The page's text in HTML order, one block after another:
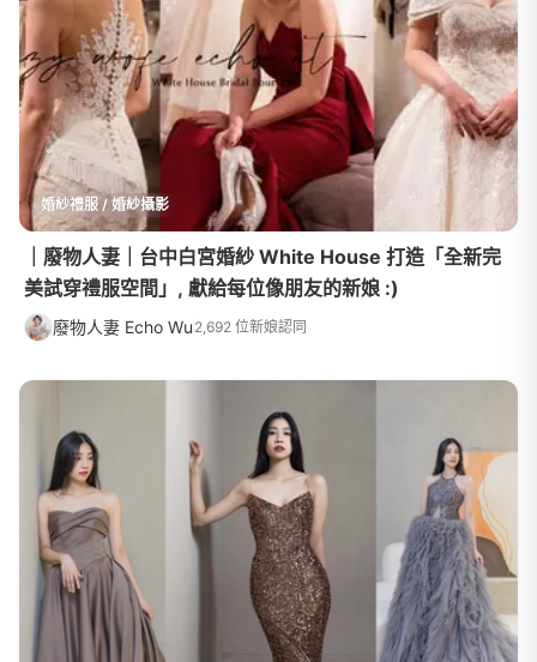
婚紗禮服 / 婚紗攝影
｜廢物人妻｜台中白宮婚紗 White House 打造「全新完
美試穿禮服空間」, 獻給每位像朋友的新娘 :)
廢物人妻 Echo Wu 2,692 位新娘認同